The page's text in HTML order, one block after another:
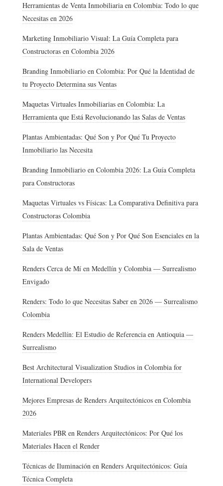
Herramientas de Venta Inmobiliaria en Colombia: Todo lo que
Necesitas en 2026
Marketing Inmobiliario Visual: La Guía Completa para
Constructoras en Colombia 2026
Branding Inmobiliario en Colombia: Por Qué la Identidad de
tu Proyecto Determina sus Ventas
Maquetas Virtuales Inmobiliarias en Colombia: La
Herramienta que Está Revolucionando las Salas de Ventas
Plantas Ambientadas: Qué Son y Por Qué Tu Proyecto
Inmobiliario las Necesita
Branding Inmobiliario en Colombia 2026: La Guía Completa
para Constructoras
Maquetas Virtuales vs Físicas: La Comparativa Definitiva para
Constructoras Colombia
Plantas Ambientadas: Qué Son y Por Qué Son Esenciales en la
Sala de Ventas
Renders Cerca de Mí en Medellín y Colombia — Surrealismo
Envigado
Renders: Todo lo que Necesitas Saber en 2026 — Surrealismo
Colombia
Renders Medellín: El Estudio de Referencia en Antioquia —
Surrealismo
Best Architectural Visualization Studios in Colombia for
International Developers
Mejores Empresas de Renders Arquitectónicos en Colombia
2026
Materiales PBR en Renders Arquitectónicos: Por Qué los
Materiales Hacen el Render
Técnicas de Iluminación en Renders Arquitectónicos: Guía
Técnica Completa